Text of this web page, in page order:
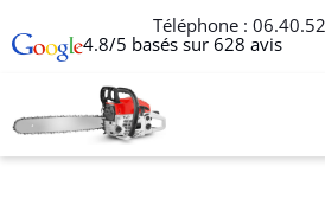
Téléphone :
4.8/5 basés sur 628 avis